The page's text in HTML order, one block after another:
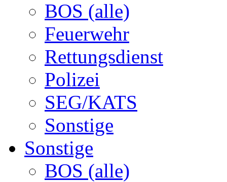
BOS (alle)
Feuerwehr
Rettungsdienst
Polizei
SEG/KATS
Sonstige
Sonstige
BOS (alle)